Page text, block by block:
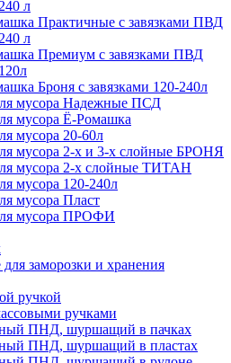
л
Практичные с завязками ПВД
л
Премиум с завязками ПВД
Броня с завязками 120-240л
мусора Надежные ПСД
мусора Ё-Ромашка
мусора 20-60л
мусора 2-х и 3-х слойные БРОНЯ
мусора 2-х слойные ТИТАН
мусора 120-240л
мусора Пласт
мусора ПРОФИ
заморозки и хранения
ручкой
ручками
ПНД, шуршащий в пачках
ПНД, шуршащий в пластах